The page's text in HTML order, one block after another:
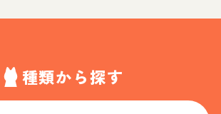
種類から探す